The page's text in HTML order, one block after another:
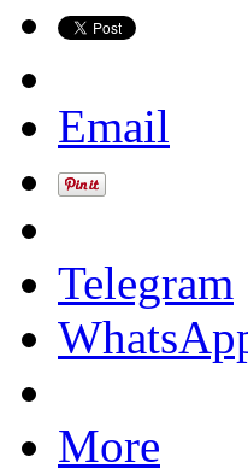
Email
Telegram
More